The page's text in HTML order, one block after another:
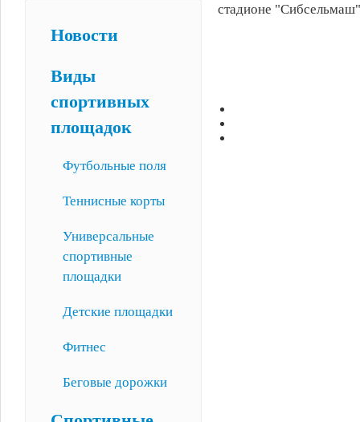
Новости
Виды
спортивных
площадок
Футбольные поля
Теннисные корты
Универсальные
спортивные
площадки
Детские площадки
Фитнес
Беговые дорожки
стадионе